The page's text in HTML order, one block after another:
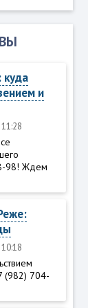
куда
и
98! Ждем
(982) 704-